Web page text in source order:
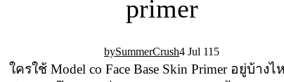
primer
SummerCrush4 Jul 11 5
ใครใช้ Model co Face Base Skin Primer อยู่บ้าง